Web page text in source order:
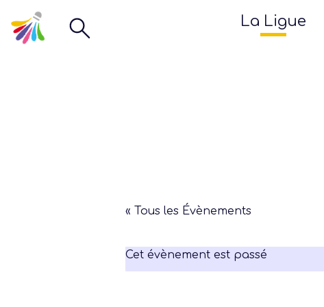
La Ligue
« Tous les Évènements
Cet évènement est passé